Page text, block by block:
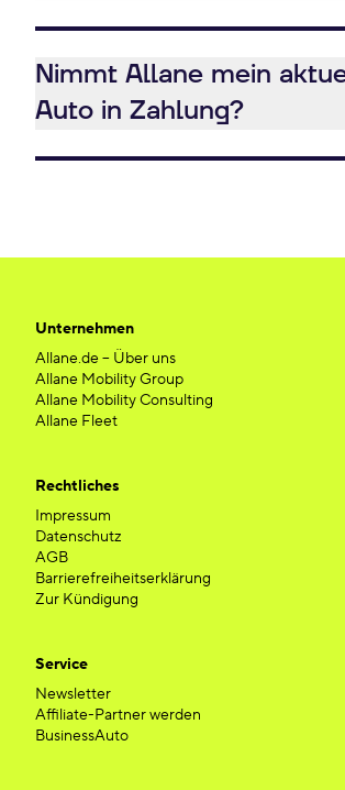
Nimmt Allane mein
Auto in Zahlung?
Unternehmen
Allane.de – Über uns
Allane Mobility Group
Allane Mobility Consulting
Allane Fleet
Rechtliches
Impressum
Datenschutz
AGB
Barrierefreiheitserklärung
Zur Kündigung
Service
Newsletter
Affiliate-Partner werden
BusinessAuto